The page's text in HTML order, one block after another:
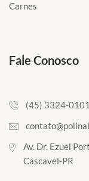
Carnes
Fale Conosco
(45) 3324-0101
Av. Dr. Ezuel
Cascavel-PR